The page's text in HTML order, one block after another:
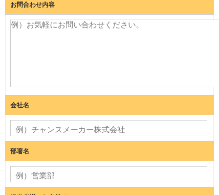
お問合わせ内容
会社名
部署名